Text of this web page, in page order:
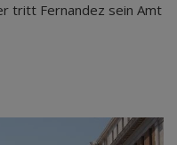
tritt Fernandez sein Amt